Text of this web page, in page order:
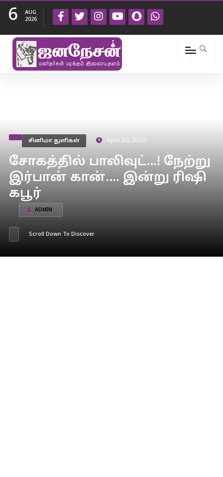
6
AUG
2026
சினிமா துளிகள் April 30, 2020
சோகத்தில் பாலிவுட்…! நேற்று
இர்பான் கான்…. இன்று ரிஷி
கபூர்
ADMIN
Scroll Down To Discover